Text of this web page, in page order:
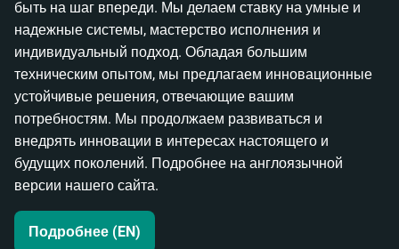
быть на шаг впереди. Мы делаем ставку на умные и
надежные системы, мастерство исполнения и
индивидуальный подход. Обладая большим
техническим опытом, мы предлагаем инновационные
устойчивые решения, отвечающие вашим
потребностям. Мы продолжаем развиваться и
внедрять инновации в интересах настоящего и
будущих поколений. Подробнее на англоязычной
версии нашего сайта.
Подробнее (EN)